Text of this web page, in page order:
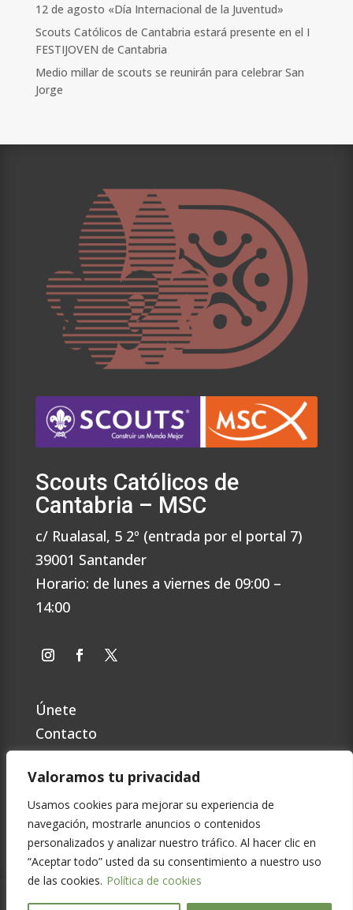
Valoramos tu privacidad
Usamos cookies para mejorar su experiencia de
navegación, mostrarle anuncios o contenidos
personalizados y analizar nuestro tráfico. Al hacer clic en
“Aceptar todo” usted da su consentimiento a nuestro uso
de las cookies. Política de cookies
12 de agosto «Día Internacional de la Juventud»
Scouts Católicos de Cantabria estará presente en el I
FESTIJOVEN de Cantabria
Medio millar de scouts se reunirán para celebrar San
Jorge
Scouts Católicos de
Cantabria – MSC
c/ Rualasal, 5 2º (entrada por el portal 7)
39001 Santander
Horario: de lunes a viernes de 09:00 –
14:00
Únete
Contacto
Preguntas Frecuentes
Política de privacidad
Cookies
Aviso Legal
© Copyright2026Scouts de Cantabria MSC |